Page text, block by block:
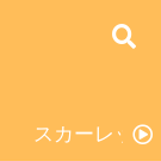
スカーレッ